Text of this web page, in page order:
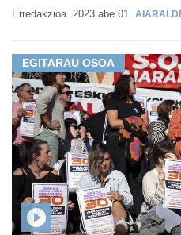
Erredakzioa 2023 abe 01
EGITARAU OSOA